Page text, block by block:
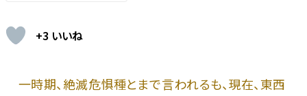
+3 いいね
一時期、絶滅危惧種とまで言われるも、現在、東西